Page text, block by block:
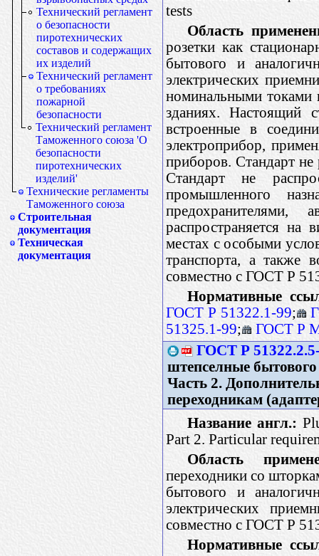
Технический регламент
о безопасности
пиротехнических
составов и содержащих
их изделий
Технический регламент
о требованиях
пожарной
безопасности
Технический регламент
Таможенного союза 'О
безопасности
пиротехнических
изделий'
Технические регламенты
Таможенного союза
Строительная
документация
Техническая
документация
tests
Область
розетки как
бытового и
электрических
номинальными токами
зданиях. Настоящий
встроенные в
электроприбор,
приборов. Стандарт не
Стандарт не
промышленного
предохранителями,
распространяется на
местах с особыми
транспорта, а также
совместно с ГОСТ Р
Нормативные
ГОСТ Р 51322.1-99;
51325.1-99;
ГОСТ Р
ГОСТ Р
штепселные
Часть 2.
переходникам
Название англ.:
Part 2. Particular
Область
переходники со
бытового и
электрических
совместно с ГОСТ Р
Нормативные